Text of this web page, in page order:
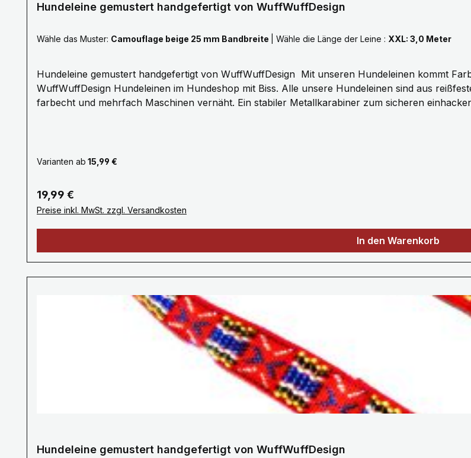
Hundeleine gemustert handgefertigt von WuffWuffDesign
Wähle das Muster: Camouflage beige 25 mm Bandbreite Wähle die Länge der Leine : XXL: 3,0 Meter
Hundeleine gemustert handgefertigt von WuffWuffDesign Mit unseren Hundeleinen kommt Farbe ins Hundeleben. Erleben Sie die Farbenvielfalt unserer
WuffWuffDesign Hundeleinen im Hundeshop mit Biss. Alle unsere Hundeleinen sind aus
farbecht und mehrfach Maschinen vernäht. Ein stabiler Metallkarabiner zum sicheren
Varianten ab 15,99 €
Regulärer Preis:
19,99 €
Preise inkl. MwSt. zzgl. Versandkosten
In den Warenkorb
Hundeleine gemustert handgefertigt von WuffWuffDesign